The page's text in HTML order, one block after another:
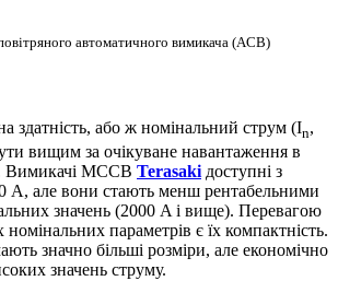
автоматичного вимикача (ACB)
здатність, або ж номінальний струм (In,
вищим за очікуване навантаження в
Вимикачі MCCB Terasaki доступні з
A, але вони стають менш рентабельними
значень (2000 A і вище). Перевагою
параметрів є їх компактність.
значно більші розміри, але економічно
значень струму.